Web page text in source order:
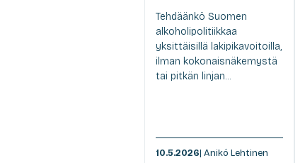
Tehdäänkö Suomen
alkoholipolitiikkaa
yksittäisillä lakipikavoitoilla,
ilman kokonaisnäkemystä
tai pitkän linjan...
10.5.2026| Anikó Lehtinen